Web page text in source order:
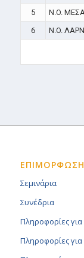
5
N.O.
6
N.O.
Σεμινάρια
Συνέδρια
Πληροφορίες
Πληροφορίες